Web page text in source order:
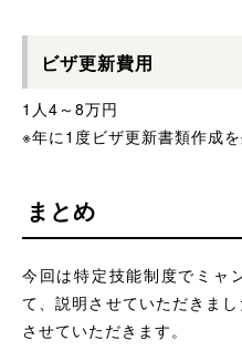
ビザ更新費用
1人4～8万円
※年に1度ビザ更新書類作成
まとめ
今回は特定技能制度でミャ
て、説明させていただきま
させていただきます。